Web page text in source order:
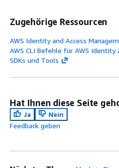
Zugehörige Ressourcen
AWS Identity and Access
AWS CLI Befehle für AWS Identity
SDKs und Tools
Hat Ihnen diese Seite
Ja
Nein
Feedback geben